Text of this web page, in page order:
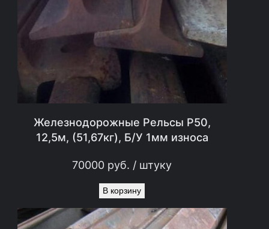
Железнодорожные Рельсы Р50,
12,5м, (51,67кг), Б/У 1мм износа
70000 руб. / штуку
В корзину